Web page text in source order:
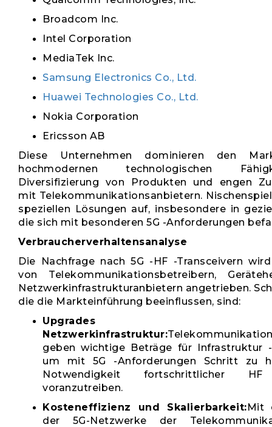
Broadcom Inc.
Intel Corporation
MediaTek Inc.
Samsung Electronics Co., Ltd.
Huawei Technologies Co., Ltd.
Nokia Corporation
Ericsson AB
Diese Unternehmen dominieren den
hochmodernen technologischen
Diversifizierung von Produkten und engen
mit Telekommunikationsanbietern.
speziellen Lösungen auf, insbesondere in
die sich mit besonderen 5G -Anforderungen
Verbraucherverhaltensanalyse
Die Nachfrage nach 5G -HF -Transceivern
von Telekommunikationsbetreibern,
Netzwerkinfrastrukturanbietern angetrieben.
die die Markteinführung beeinflussen, sind:
Netzwerkinfrastruktur:
geben wichtige Beträge für Infrastruktur
um mit 5G -Anforderungen Schritt zu
Notwendigkeit fortschrittlicher HF
voranzutreiben.
Kosteneffizienz und Skalierbarkeit:Mit
der 5G-Netzwerke der